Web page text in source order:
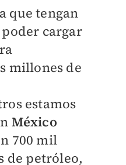
que tengan
cargar
millones de
estamos
México
700 mil
de petróleo,